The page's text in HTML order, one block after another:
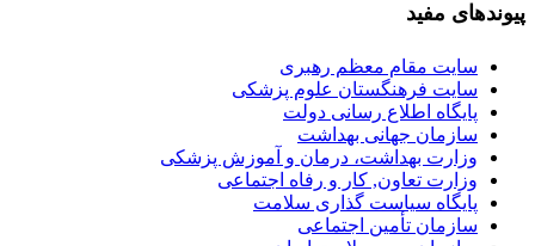
پیوندهای مفید
سایت مقام معظم رهبری
سایت فرهنگستان علوم پزشکی
پایگاه اطلاع رسانی دولت
سازمان جهانی بهداشت
وزارت بهداشت، درمان و آموزش پزشکی
وزارت تعاون, کار و رفاه اجتماعی
پایگاه سیاست گذاری سلامت
سازمان تأمین اجتماعی